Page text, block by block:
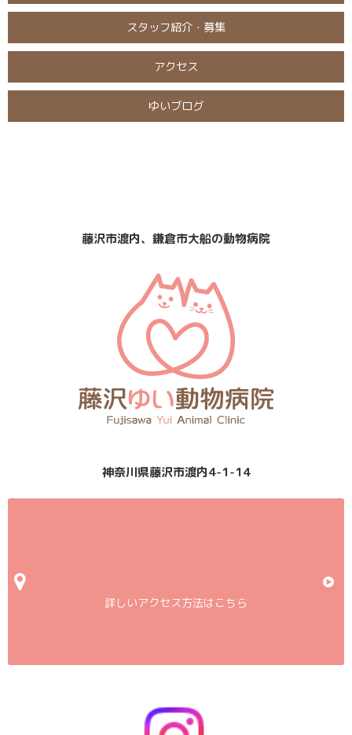
スタッフ紹介・募集
アクセス
ゆいブログ
藤沢市渡内、鎌倉市大船の動物病院
神奈川県藤沢市渡内4-1-14
詳しいアクセス方法はこちら